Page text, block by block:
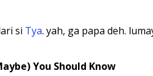
si Tya. yah, ga papa deh.
You Should Know